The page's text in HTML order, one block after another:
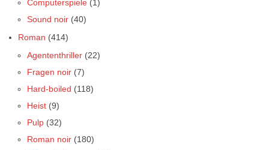
Computerspiele (1)
Sound noir (40)
Roman (414)
Agententhriller (22)
Fragen noir (7)
Hard-boiled (118)
Heist (9)
Pulp (32)
Roman noir (180)